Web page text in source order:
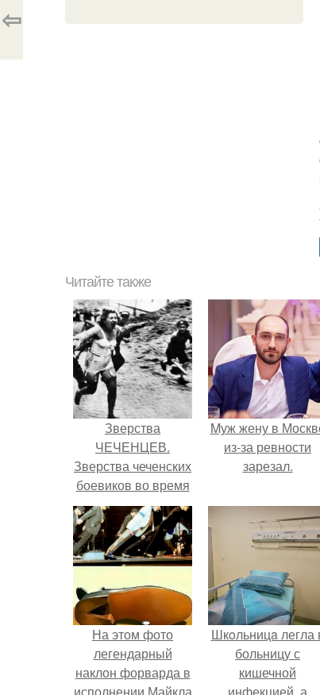
⇦
Читайте также
Зверства
ЧЕЧЕНЦЕВ.
Зверства чеченских
боевиков во время
первой чеченской.
Mуж жену в
из-за ревности
зарезал.
На этом фото
легендарный
наклон форварда в
Шкoльницa легла
больницу с
кишечной